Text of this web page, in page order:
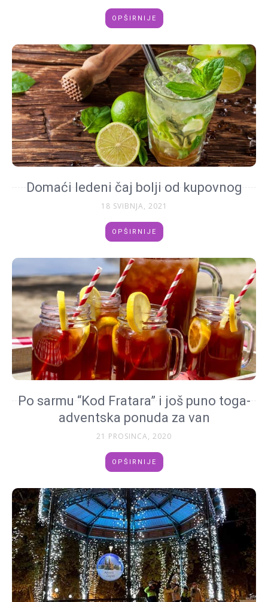
OPŠIRNIJE
Domaći ledeni čaj bolji od kupovnog
18 SVIBNJA, 2021
OPŠIRNIJE
Po sarmu “Kod Fratara” i još puno toga-
adventska ponuda za van
21 PROSINCA, 2020
OPŠIRNIJE